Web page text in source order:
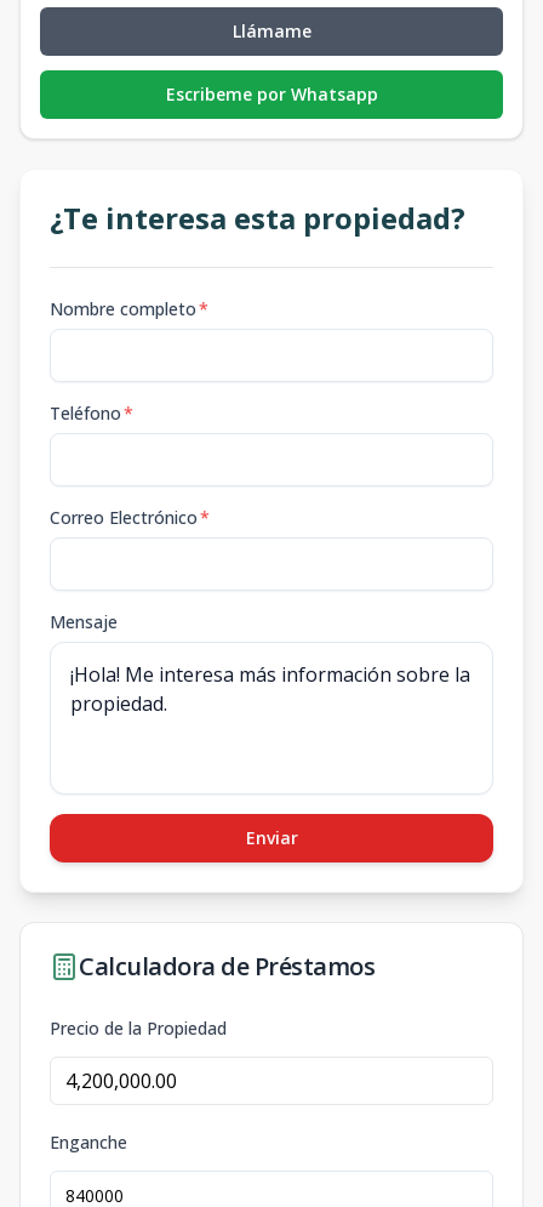
Llámame
Escribeme por Whatsapp
¿Te interesa esta propiedad?
Nombre completo*
Teléfono*
Correo Electrónico*
Mensaje
Enviar
Calculadora de Préstamos
Precio de la Propiedad
Enganche